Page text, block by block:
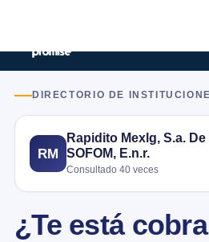
DIRECTORIO DE
RM
Rapidito Mexlg, S.a. De
SOFOM, E.n.r.
Consultado 40 veces
¿Te está